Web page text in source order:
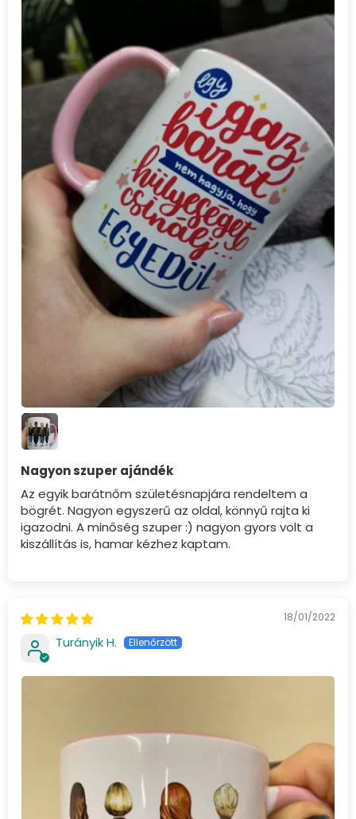
Nagyon szuper ajándék
Az egyik barátnőm születésnapjára rendeltem a
bögrét. Nagyon egyszerű az oldal, könnyű rajta ki
igazodni. A minőség szuper :) nagyon gyors volt a
kiszállítás is, hamar kézhez kaptam.
18/01/2022
Turányik H.